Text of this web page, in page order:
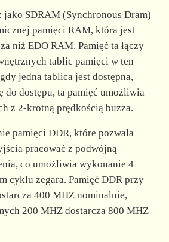
SDRAM (Synchronous Dram)
pamięci RAM, która jest
niż EDO RAM. Pamięć ta łączy
tablic pamięci w ten
jedna tablica jest dostępna,
do dostępu, ta pamięć umożliwia
z 2-krotną prędkością buzza.
pamięci DDR, które pozwala
pracować z podwójną
co umożliwia wykonanie 4
cyklu zegara. Pamięć DDR przy
400 MHZ nominalnie,
200 MHZ dostarcza 800 MHZ